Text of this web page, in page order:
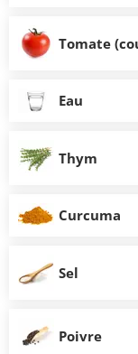
Tomate
Eau
Thym
Curcuma
Sel
Poivre